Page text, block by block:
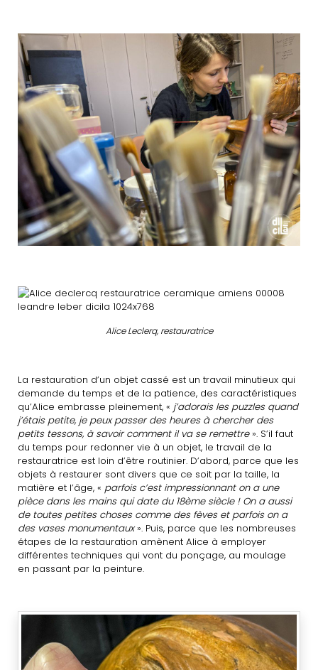
Alice Leclerq, restauratrice
La restauration d’un objet cassé est un travail minutieux qui
demande du temps et de la patience, des caractéristiques
qu’Alice embrasse pleinement, « j’adorais les puzzles quand
j’étais petite, je peux passer des heures à chercher des
petits tessons, à savoir comment il va se remettre». S’il faut
du temps pour redonner vie à un objet, le travail de la
restauratrice est loin d’être routinier. D’abord, parce que les
objets à restaurer sont divers que ce soit par la taille, la
matière et l’âge, « parfois c’est impressionnant on a une
pièce dans les mains qui date du 18ème siècle ! On a aussi
de toutes petites choses comme des fèves et parfois on a
des vases monumentaux». Puis, parce que les nombreuses
étapes de la restauration amènent Alice à employer
différentes techniques qui vont du ponçage, au moulage
en passant par la peinture.